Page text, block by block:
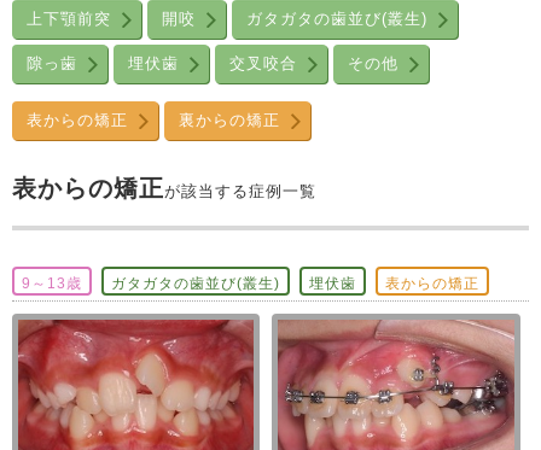
上下顎前突 開咬 ガタガタの歯並び(叢生)
隙っ歯 埋伏歯 交叉咬合 その他
表からの矯正 裏からの矯正
表からの矯正が該当する症例一覧
9～13歳 ガタガタの歯並び(叢生) 埋伏歯 表からの矯正